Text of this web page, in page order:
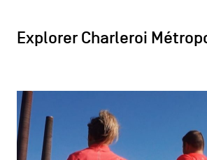
Explorer Charleroi